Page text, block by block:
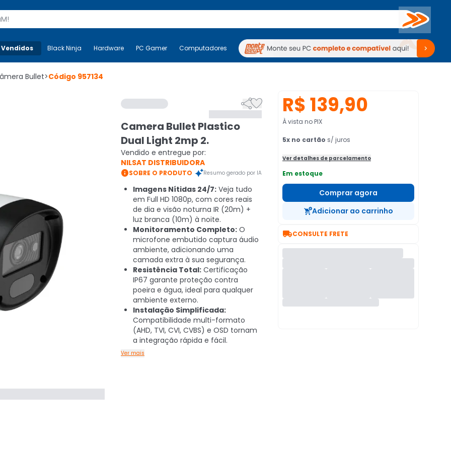
Buscar
Mais-v- Black Ninja Hardware PC Gamer Computadores Periféricos TV Venda no KaBuM!
Black Ninja Hardware PC Gamer Computadores Periféricos TV Venda no KaBuM!
Bullet>Código 957134

Camera Bullet Plastico
Dual Light 2mp 2.
Vendido e entregue por:
NILSAT DISTRIBUIDORA
SOBRE O PRODUTO Resumo gerado por IA
Imagens Nítidas 24/7: Veja tudo
em Full HD 1080p, com cores reais
de dia e visão noturna IR (20m) +
luz branca (10m) à noite.
Monitoramento Completo: O
microfone embutido captura áudio
ambiente, adicionando uma
camada extra à sua segurança.
Resistência Total: Certificação
IP67 garante proteção contra
poeira e água, ideal para qualquer
ambiente externo.
Instalação Simplificada:
Compatibilidade multi-formato
(AHD, TVI, CVI, CVBS) e OSD tornam
a integração rápida e fácil.
Ver mais
R$ 139,90
À vista no PIX
5x no cartão s/ juros
Ver detalhes de parcelamento
Em estoque
Comprar agora
Adicionar ao carrinho
CONSULTE FRETE